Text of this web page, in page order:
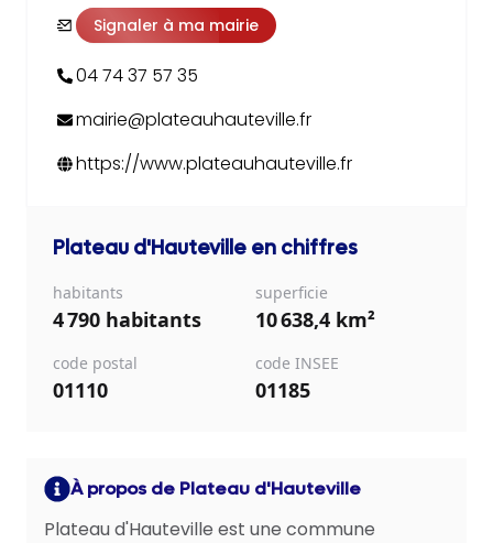
Signaler à ma mairie
04 74 37 57 35
mairie@plateauhauteville.fr
https://www.plateauhauteville.fr
Plateau d'Hauteville en chiffres
habitants
4 790 habitants
superficie
10 638,4 km²
code postal
01110
code INSEE
01185
À propos de Plateau d'Hauteville
Plateau d'Hauteville est une commune